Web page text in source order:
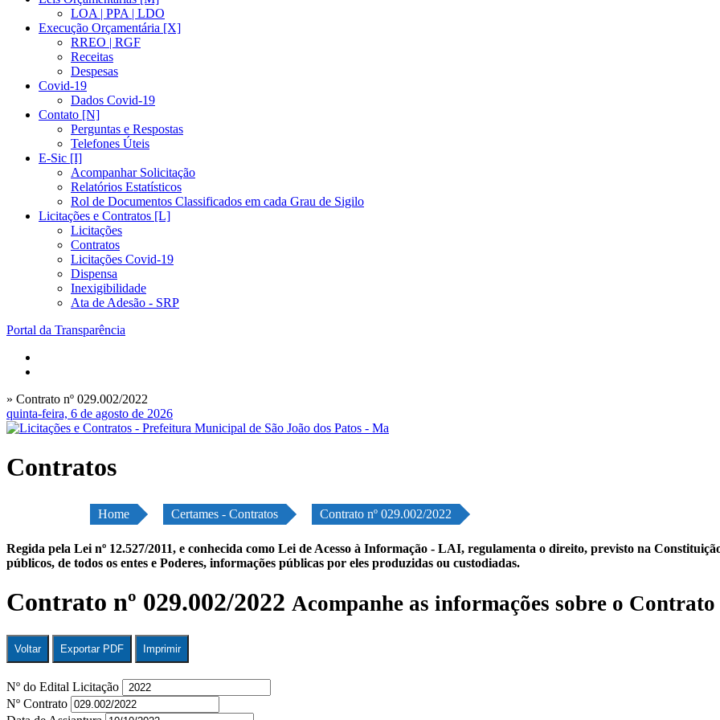
LOA | PPA | LDO
Execução Orçamentária [X]
RREO | RGF
Receitas
Despesas
Covid-19
Dados Covid-19
Contato [N]
Perguntas e Respostas
Telefones Úteis
E-Sic [I]
Acompanhar Solicitação
Relatórios Estatísticos
Rol de Documentos Classificados em cada Grau de Sigilo
Licitações e Contratos [L]
Licitações
Contratos
Licitações Covid-19
Dispensa
Inexigibilidade
Ata de Adesão - SRP
Portal da Transparência
» Contrato nº 029.002/2022
quinta-feira, 6 de agosto de 2026
Contratos
Home Certames - Contratos Contrato nº 029.002/2022
Regida pela Lei nº 12.527/2011, e conhecida como Lei de Acesso à Informação - LAI, regulamenta o direito, previsto na
públicos, de todos os entes e Poderes, informações públicas por eles produzidas ou custodiadas.
Contrato nº 029.002/2022 Acompanhe as informações sobre o
Voltar Exportar PDF Imprimir
Nº do Edital Licitação
Nº Contrato